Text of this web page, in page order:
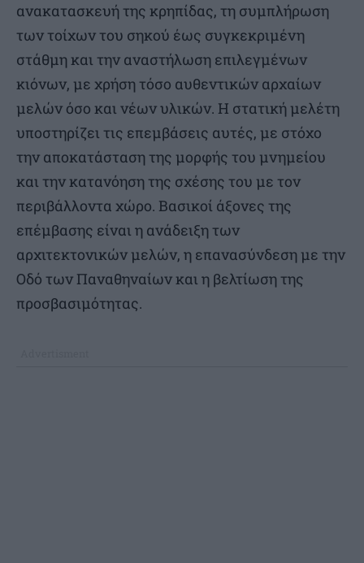
ανακατασκευή της κρηπίδας, τη συμπλήρωση
των τοίχων του σηκού έως συγκεκριμένη
στάθμη και την αναστήλωση επιλεγμένων
κιόνων, με χρήση τόσο αυθεντικών αρχαίων
μελών όσο και νέων υλικών. Η στατική μελέτη
υποστηρίζει τις επεμβάσεις αυτές, με στόχο
την αποκατάσταση της μορφής του μνημείου
και την κατανόηση της σχέσης του με τον
περιβάλλοντα χώρο. Βασικοί άξονες της
επέμβασης είναι η ανάδειξη των
αρχιτεκτονικών μελών, η επανασύνδεση με την
Οδό των Παναθηναίων και η βελτίωση της
προσβασιμότητας.